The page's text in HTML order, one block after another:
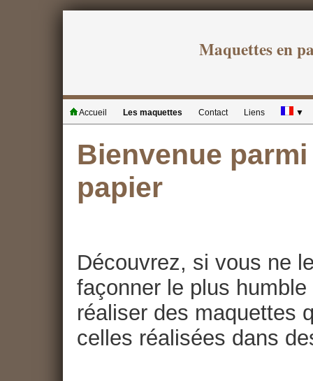
Maquettes en
Accueil Les maquettes Contact Liens ▼
Bienvenue
papier
Découvrez, si vous ne
façonner le plus
réaliser des maquettes
celles réalisées dans